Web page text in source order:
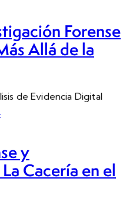
Forense
Allá de la
y
Cacería en el